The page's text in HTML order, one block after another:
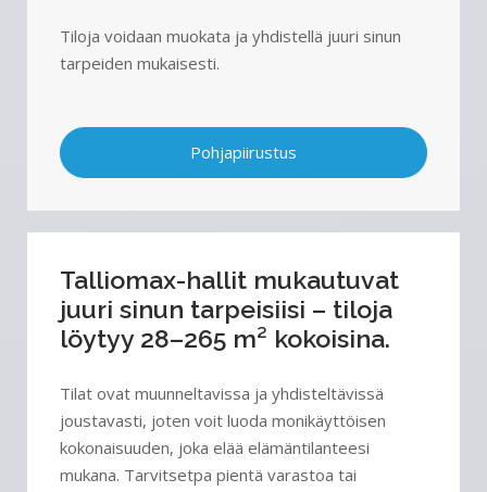
Tiloja voidaan muokata ja yhdistellä juuri sinun
tarpeiden mukaisesti.
Pohjapiirustus
Talliomax-hallit mukautuvat
juuri sinun tarpeisiisi – tiloja
löytyy 28–265 m² kokoisina.
Tilat ovat muunneltavissa ja yhdisteltävissä
joustavasti, joten voit luoda monikäyttöisen
kokonaisuuden, joka elää elämäntilanteesi
mukana. Tarvitsetpa pientä varastoa tai